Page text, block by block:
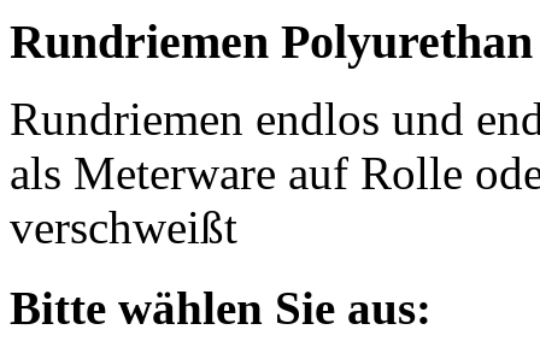
Rundriemen Polyurethan
Rundriemen endlos und
als Meterware auf Rolle
verschweißt
Bitte wählen Sie aus: